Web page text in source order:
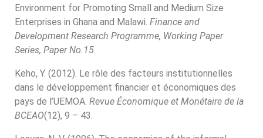
Environment for Promoting Small and Medium Size
Enterprises in Ghana and Malawi. Finance and
Development Research Programme, Working Paper
Series, Paper No.15.
Keho, Y. (2012). Le rôle des facteurs institutionnelles
dans le développement financier et économiques des
pays de l’UEMOA. Revue Économique et Monétaire de la
BCEAO(12), 9 – 43.